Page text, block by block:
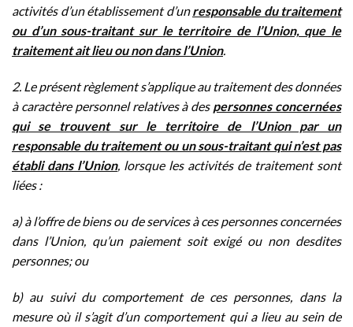
activités d’un établissement d’unresponsable du traitement
ou d’un sous-traitant sur le territoire de l’Union, que le
traitement ait lieu ou non dans l’Union.
2. Le présent règlement s’applique au traitement des données
à caractère personnel relatives à des personnes concernées
qui se trouvent sur le territoire de l’Union par un
responsable du traitement ou un sous-traitant qui n’est pas
établi dans l’Union, lorsque les activités de traitement sont
liées :
a) à l’offre de biens ou de services à ces personnes concernées
dans l’Union, qu’un paiement soit exigé ou non desdites
personnes; ou
b) au suivi du comportement de ces personnes, dans la
mesure où il s’agit d’un comportement qui a lieu au sein de